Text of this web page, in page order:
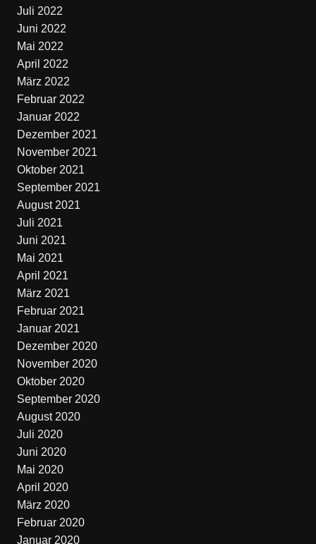
Juli 2022
Juni 2022
Mai 2022
April 2022
März 2022
Februar 2022
Januar 2022
Dezember 2021
November 2021
Oktober 2021
September 2021
August 2021
Juli 2021
Juni 2021
Mai 2021
April 2021
März 2021
Februar 2021
Januar 2021
Dezember 2020
November 2020
Oktober 2020
September 2020
August 2020
Juli 2020
Juni 2020
Mai 2020
April 2020
März 2020
Februar 2020
Januar 2020